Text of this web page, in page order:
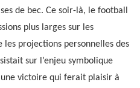
de bec. Ce soir-là, le football
plus larges sur les
projections personnelles des
sur l’enjeu symbolique
victoire qui ferait plaisir à